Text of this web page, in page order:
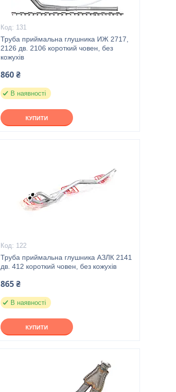
131
Труба приймальна глушника ИЖ 2717,
2126 дв. 2106 короткий човен, без
кожухів
860 ₴
В наявності
КУПИТИ
122
Труба приймальна глушника АЗЛК 2141
дв. 412 короткий човен, без кожухів
865 ₴
В наявності
КУПИТИ